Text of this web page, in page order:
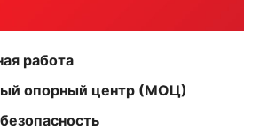
работа
опорный центр (МОЦ)